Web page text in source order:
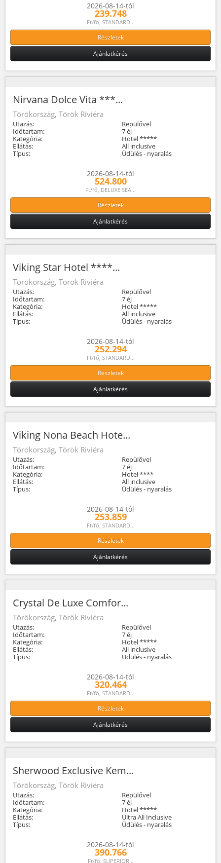
2026-08-14-tól
239.748
Ft/fő, STANDARD...
Részletek
Ajánlatkérés
Nirvana Dolce Vita ***...
Törökország, Török Riviéra
Utazás:
Repülővel
Időtartam:
7 éj
Kategória:
Hotel *****
Ellátás:
All inclusive
Típus:
Üdülés - nyaralás
2026-08-14-tól
524.800
Ft/fő, DELUXE SEA...
Részletek
Ajánlatkérés
Viking Star Hotel ****...
Törökország, Török Riviéra
Utazás:
Repülővel
Időtartam:
7 éj
Kategória:
Hotel *****
Ellátás:
All inclusive
Típus:
Üdülés - nyaralás
2026-08-14-tól
252.294
Ft/fő, STANDARD...
Részletek
Ajánlatkérés
Viking Nona Beach Hote...
Törökország, Török Riviéra
Utazás:
Repülővel
Időtartam:
7 éj
Kategória:
Hotel ****
Ellátás:
All inclusive
Típus:
Üdülés - nyaralás
2026-08-14-tól
253.859
Ft/fő, STANDARD...
Részletek
Ajánlatkérés
Crystal De Luxe Comfor...
Törökország, Török Riviéra
Utazás:
Repülővel
Időtartam:
7 éj
Kategória:
Hotel *****
Ellátás:
All inclusive
Típus:
Üdülés - nyaralás
2026-08-14-tól
320.464
Ft/fő, STANDARD...
Részletek
Ajánlatkérés
Sherwood Exclusive Kem...
Törökország, Török Riviéra
Utazás:
Repülővel
Időtartam:
7 éj
Kategória:
Hotel *****
Ellátás:
Ultra All Inclusive
Típus:
Üdülés - nyaralás
2026-08-14-tól
390.766
Ft/fő, SUPERIOR...